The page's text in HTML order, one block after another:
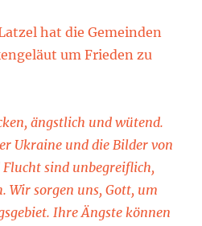
hat die Gemeinden
um Frieden zu
ängstlich und wütend.
Ukraine und die Bilder von
sind unbegreiflich,
Wir sorgen uns, Gott, um
Ihre Ängste können